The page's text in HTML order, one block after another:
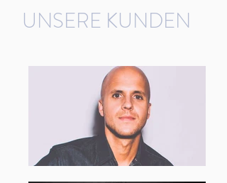
UNSERE KUNDEN